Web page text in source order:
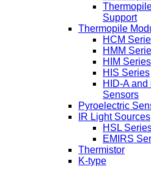
Support
Thermopile
HCM
HMM
HIM
HIS Series
HID-A and
Sensors
Pyroelectric
IR Light Sources
HSL
EMIRS
Thermistor
K-type